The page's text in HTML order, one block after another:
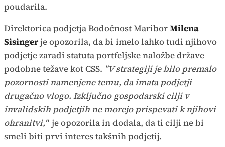
poudarila.
Direktorica podjetja Bodočnost MariborMilena
Sisingerje opozorila, da bi imelo lahko tudi njihovo
podjetje zaradi statuta portfeljske naložbe države
podobne težave kot CSS. "V strategiji je bilo premalo
pozornosti namenjene temu, da imata podjetji
drugačno vlogo. Izključno gospodarski cilji v
invalidskih podjetjih ne morejo prispevati k njihovi
ohranitvi," je opozorila in dodala, da ti cilji ne bi
smeli biti prvi interes takšnih podjetij.